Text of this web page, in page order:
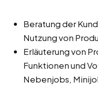
Beratung der
Nutzung von
Erläuterung von
Funktionen und
Nebenjobs,